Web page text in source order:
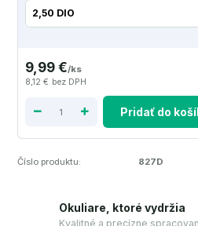
9,99 €/ks
8,12 € bez DPH
Pridať do
Číslo produktu: 827D
Okuliare, ktoré vydržia
Kvalitné a precízne